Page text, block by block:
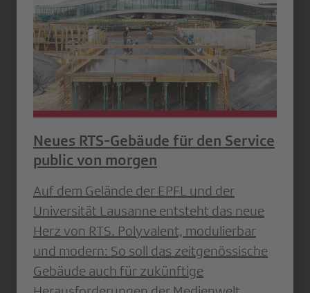
Neues RTS-Gebäude für den Service
public von morgen
Auf dem Gelände der EPFL und der
Universität Lausanne entsteht das neue
Herz von RTS. Polyvalent, modulierbar
und modern: So soll das zeitgenössische
Gebäude auch für zukünftige